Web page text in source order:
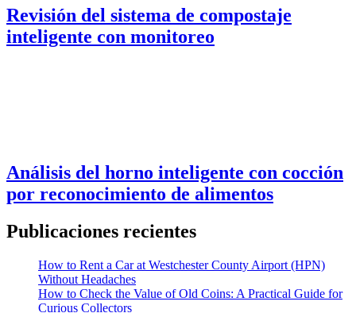
Revisión del sistema de compostaje
inteligente con monitoreo
Análisis del horno inteligente con cocción
por reconocimiento de alimentos
Publicaciones recientes
How to Rent a Car at Westchester County Airport (HPN)
Without Headaches
How to Check the Value of Old Coins: A Practical Guide for
Curious Collectors